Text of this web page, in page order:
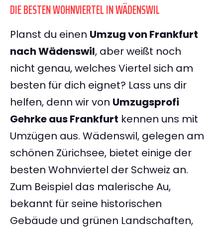
DIE BESTEN WOHNVIERTEL IN WÄDENSWIL
Planst du einen Umzug von Frankfurt
nach Wädenswil, aber weißt noch
nicht genau, welches Viertel sich am
besten für dich eignet? Lass uns dir
helfen, denn wir von Umzugsprofi
Gehrke aus Frankfurt kennen uns mit
Umzügen aus. Wädenswil, gelegen am
schönen Zürichsee, bietet einige der
besten Wohnviertel der Schweiz an.
Zum Beispiel das malerische Au,
bekannt für seine historischen
Gebäude und grünen Landschaften,